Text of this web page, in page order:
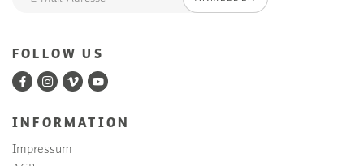
FOLLOW US
INFORMATION
Impressum